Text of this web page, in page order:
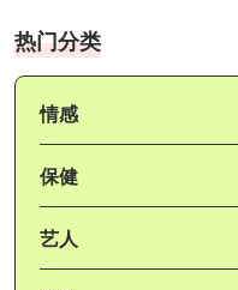
热门分类
情感
保健
艺人